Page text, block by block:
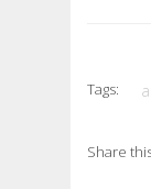
Tags:
Share